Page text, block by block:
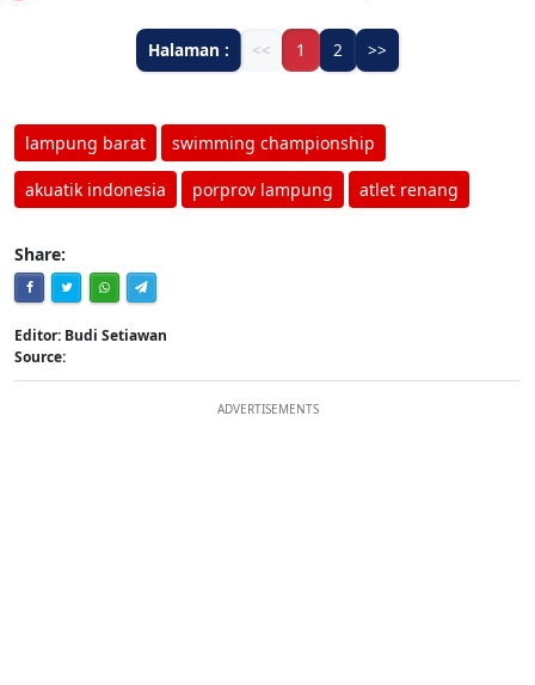
Halaman : << 1 2 >>
lampung barat swimming championship
akuatik indonesia porprov lampung atlet renang
Share:
Editor: Budi Setiawan
Source:
ADVERTISEMENTS